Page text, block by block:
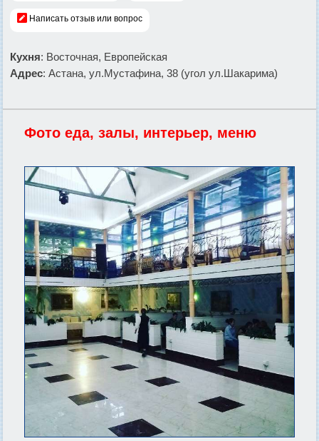
Написать отзыв или вопрос
Кухня: Восточная, Европейская
Адрес: Астана, ул.Мустафина, 38 (угол ул.Шакарима)
Фото еда, залы, интерьер, меню